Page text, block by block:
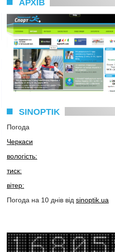
АРХІВ
SINOPTIK
Погода
Черкаси
вологість:
тиск:
вітер:
Погода на 10 днів від sinoptik.ua